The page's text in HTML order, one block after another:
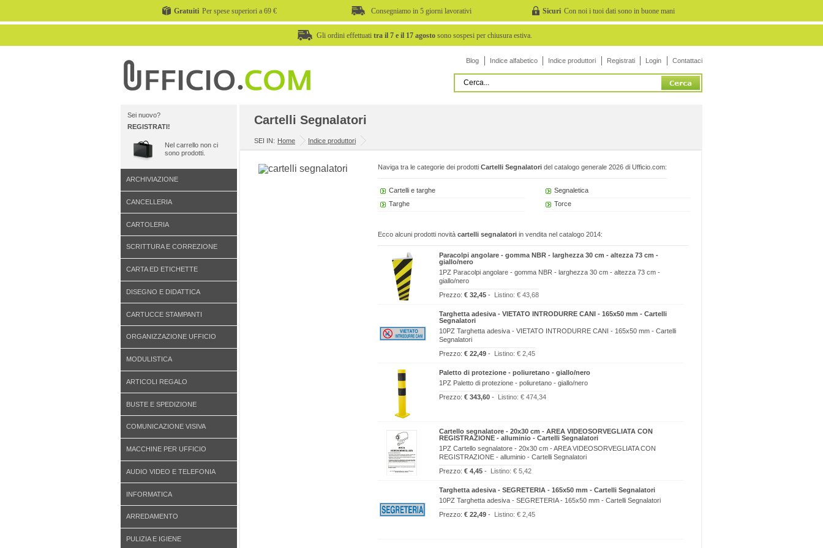
Gratuiti Per spese superiori a 69 € Consegniamo in 5 giorni lavorativi Sicuri Con noi i tuoi dati sono in buone mani
Gli ordini effettuati tra il 7 e il 17 agostosono sospesi per chiusura estiva.
Blog Indice alfabetico Indice produttori Registrati Login Contattaci
Sei nuovo?
REGISTRATI!
Nel carrello non ci
sono prodotti.
ARCHIVIAZIONE
CANCELLERIA
CARTOLERIA
SCRITTURA E CORREZIONE
CARTA ED ETICHETTE
DISEGNO E DIDATTICA
CARTUCCE STAMPANTI
ORGANIZZAZIONE UFFICIO
MODULISTICA
ARTICOLI REGALO
BUSTE E SPEDIZIONE
COMUNICAZIONE VISIVA
MACCHINE PER UFFICIO
AUDIO VIDEO E TELEFONIA
INFORMATICA
ARREDAMENTO
PULIZIA E IGIENE
Cartelli Segnalatori
SEI IN: Home Indice produttori
Naviga tra le categorie dei prodotti Cartelli Segnalatori del catalogo generale 2026 di Ufficio.com:
Cartelli e targhe
Segnaletica
Targhe
Torce
Ecco alcuni prodotti novità cartelli segnalatori in vendita nel catalogo 2014:
Paracolpi angolare - gomma NBR - larghezza 30 cm - altezza 73 cm -
giallo/nero
1PZ Paracolpi angolare - gomma NBR - larghezza 30 cm - altezza 73 cm -
giallo/nero
Prezzo: € 32,45 - Listino: € 43,68
Targhetta adesiva - VIETATO INTRODURRE CANI - 165x50 mm - Cartelli
Segnalatori
10PZ Targhetta adesiva - VIETATO INTRODURRE CANI - 165x50 mm - Cartelli
Segnalatori
Prezzo: € 22,49 - Listino: € 2,45
Paletto di protezione - poliuretano - giallo/nero
1PZ Paletto di protezione - poliuretano - giallo/nero
Prezzo: € 343,60 - Listino: € 474,34
Cartello segnalatore - 20x30 cm - AREA VIDEOSORVEGLIATA CON
REGISTRAZIONE - alluminio - Cartelli Segnalatori
1PZ Cartello segnalatore - 20x30 cm - AREA VIDEOSORVEGLIATA CON
REGISTRAZIONE - alluminio - Cartelli Segnalatori
Prezzo: € 4,45 - Listino: € 5,42
Targhetta adesiva - SEGRETERIA - 165x50 mm - Cartelli Segnalatori
10PZ Targhetta adesiva - SEGRETERIA - 165x50 mm - Cartelli Segnalatori
Prezzo: € 22,49 - Listino: € 2,45